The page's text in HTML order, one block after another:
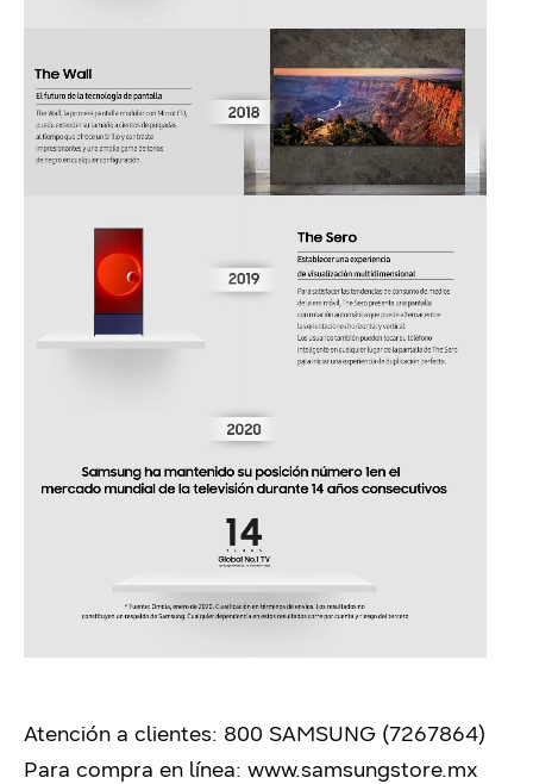
Atención a clientes: 800 SAMSUNG (7267864)
Para compra en línea: www.samsungstore.mx